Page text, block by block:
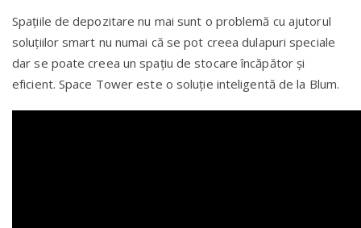
Spațiile de depozitare nu mai sunt o problemă cu ajutorul
soluțiilor smart nu numai că se pot creea dulapuri speciale
dar se poate creea un spațiu de stocare încăpător și
eficient. Space Tower este o soluție inteligentă de la Blum.